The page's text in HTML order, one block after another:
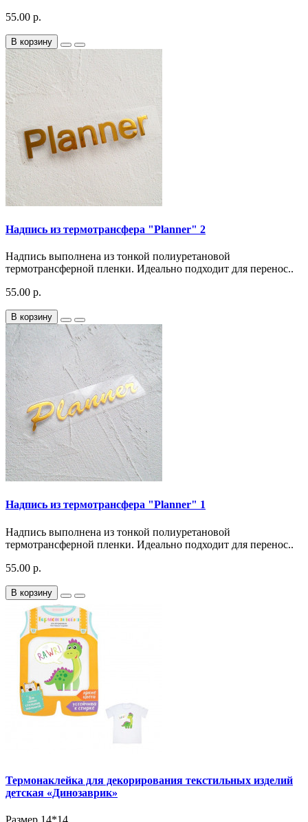
55.00 р.
В корзину
Надпись из термотрансфера "Planner" 2
Надпись выполнена из тонкой полиуретановой
термотрансферной пленки. Идеально подходит для перенос..
55.00 р.
В корзину
Надпись из термотрансфера "Planner" 1
Надпись выполнена из тонкой полиуретановой
термотрансферной пленки. Идеально подходит для перенос..
55.00 р.
В корзину
Термонаклейка для декорирования текстильных изделий
детская «Динозаврик»
Размер 14*14 ..